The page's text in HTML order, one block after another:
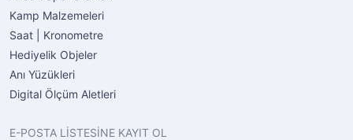
Kamp Malzemeleri
Saat | Kronometre
Hediyelik Objeler
Anı Yüzükleri
Digital Ölçüm Aletleri
E-POSTA LİSTESİNE KAYIT OL